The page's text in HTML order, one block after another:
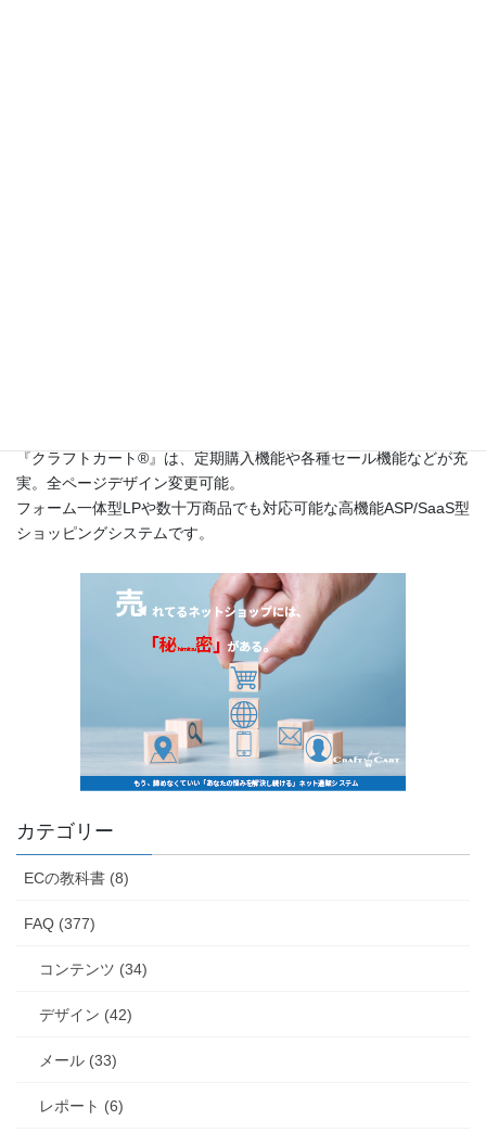
『クラフトカート®』は、定期購入機能や各種セール機能などが充
実。全ページデザイン変更可能。
フォーム一体型LPや数十万商品でも対応可能な高機能ASP/SaaS型
ショッピングシステムです。
カテゴリー
ECの教科書 (8)
FAQ (377)
コンテンツ (34)
デザイン (42)
メール (33)
レポート (6)